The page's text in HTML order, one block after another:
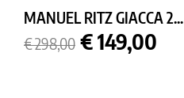
MANUEL RITZ GIACCA 2...
Prezzo
base
€ 298,00 Prezzo
€ 149,00